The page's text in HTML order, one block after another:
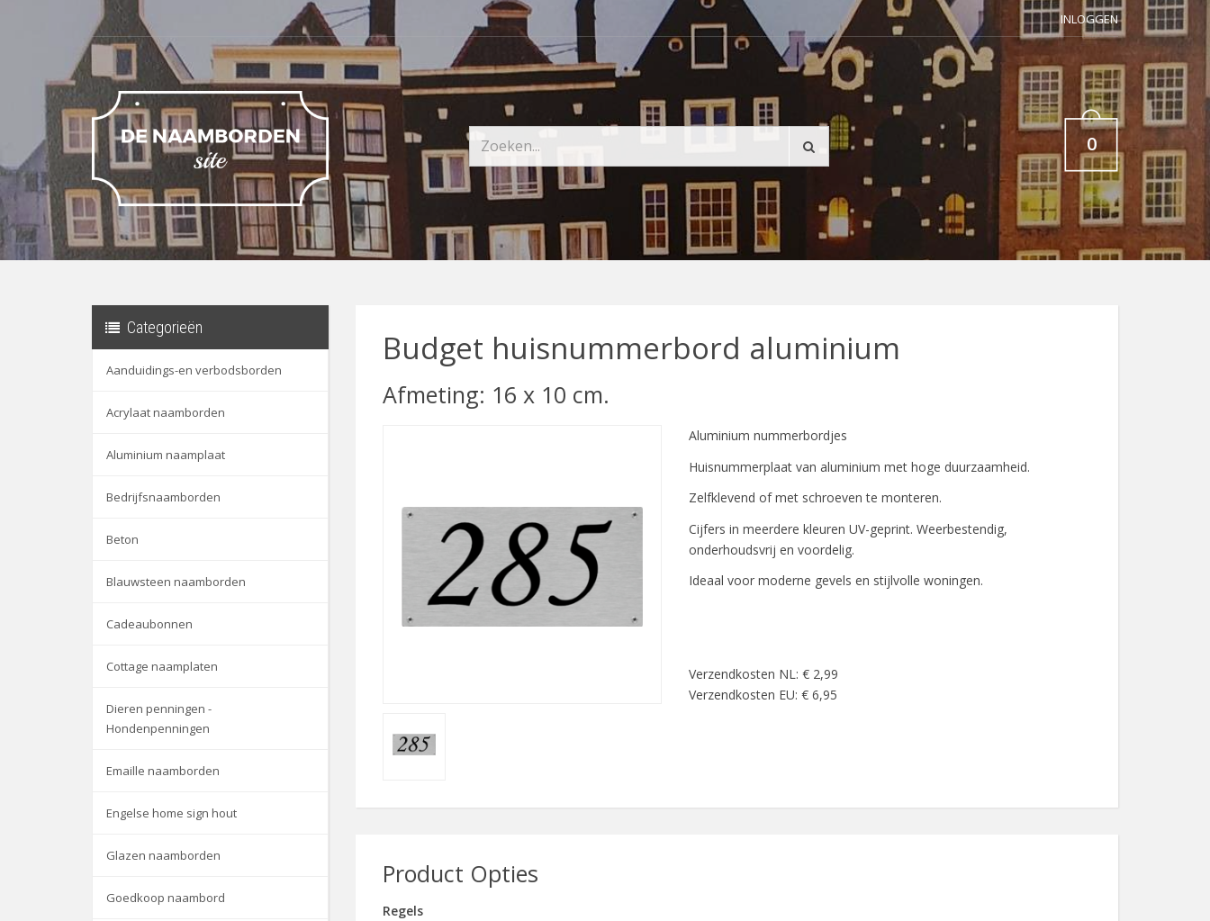
INLOGGEN
0
Categorieën
Aanduidings-en verbodsborden
Acrylaat naamborden
Aluminium naamplaat
Bedrijfsnaamborden
Beton
Blauwsteen naamborden
Cadeaubonnen
Cottage naamplaten
Dieren penningen -
Hondenpenningen
Emaille naamborden
Engelse home sign hout
Glazen naamborden
Goedkoop naambord
Budget huisnummerbord aluminium
Afmeting: 16 x 10 cm.
Aluminium nummerbordjes
Huisnummerplaat van aluminium met hoge duurzaamheid.
Zelfklevend of met schroeven te monteren.
Cijfers in meerdere kleuren UV-geprint. Weerbestendig,
onderhoudsvrij en voordelig.
Ideaal voor moderne gevels en stijlvolle woningen.
Verzendkosten NL: € 2,99
Verzendkosten EU: € 6,95
Product Opties
Regels